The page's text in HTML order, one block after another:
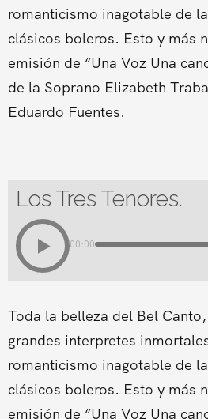
romanticismo inagotable de
clásicos boleros. Esto y más
emisión de “Una Voz Una
de la Soprano Elizabeth
Eduardo Fuentes.
Los Tres Tenores.
00:00
Toda la belleza del Bel
grandes interpretes
romanticismo inagotable de
clásicos boleros. Esto y más
emisión de “Una Voz Una